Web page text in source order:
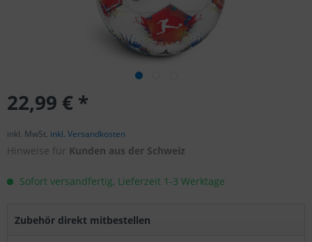
22,99 € *
inkl. MwSt. inkl. Versandkosten
Hinweise für Kunden aus der Schweiz
Sofort versandfertig, Lieferzeit 1-3 Werktage
Zubehör direkt mitbestellen